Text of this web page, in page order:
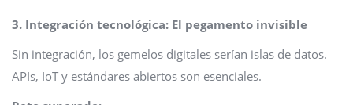
3. Integración tecnológica: El pegamento invisible
Sin integración, los gemelos digitales serían islas de datos.
APIs, IoT y estándares abiertos son esenciales.